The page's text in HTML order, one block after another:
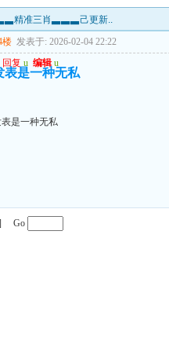
精准三肖▃▃▃己更新..
楼 发表于: 2026-02-04 22:22
回复 u 编辑 u
表是一种无私
表是一种无私
Go